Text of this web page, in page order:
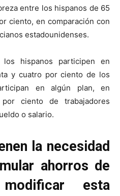
entre los hispanos de 65
ciento, en comparación con
estadounidenses.
hispanos participen en
y cuatro por ciento de los
en algún plan, en
ciento de trabajadores
o salario.
la necesidad
ahorros de
esta